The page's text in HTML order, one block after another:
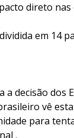
direto nas
em 14
a decisão dos
vê
para
.